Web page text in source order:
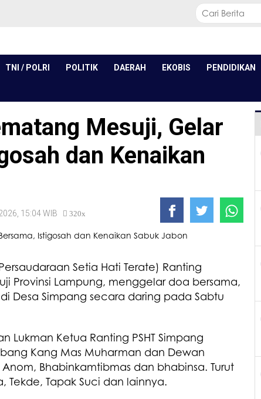
TNI / POLRI POLITIK DAERAH EKOBIS PENDIDIKAN
Mesuji, Gelar
dan Kenaikan
15:04 WIB 320x
Setia Hati Terate) Ranting
Provinsi Lampung, menggelar doa bersama,
Desa Simpang secara daring pada Sabtu
Ketua Ranting PSHT Simpang
Kang Mas Muharman dan Dewan
Bhabinkamtibmas dan bhabinsa. Turut
Tekde, Tapak Suci dan lainnya.